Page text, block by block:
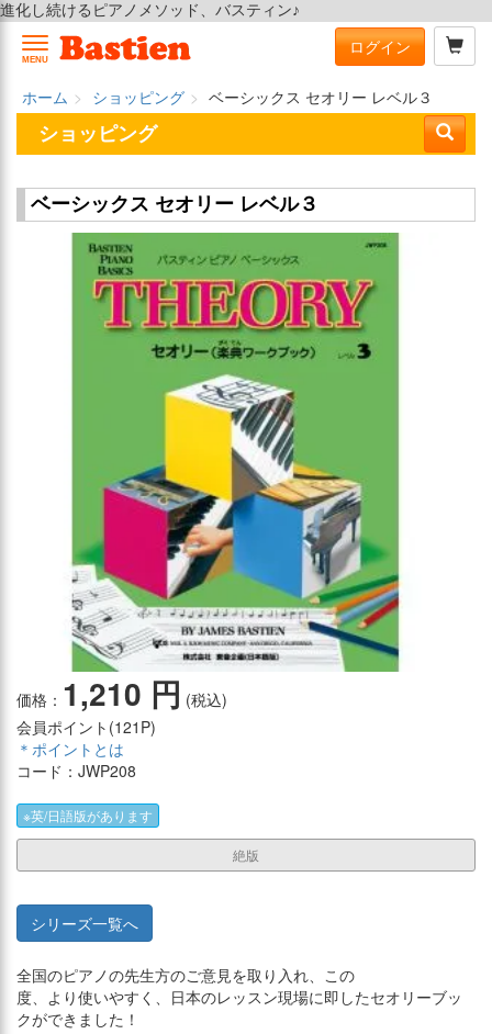
進化し続けるピアノメソッド、バスティン♪
MENU
ログイン
ホーム ショッピング
ベーシックス セオリー レベル３
ショッピング
ベーシックス セオリー レベル３
価格： 1,210 円 (税込)
会員ポイント(121P)
＊ポイントとは
コード：JWP208
※英/日語版があります
絶版
シリーズ一覧へ
全国のピアノの先生方のご意見を取り入れ、この
度、より使いやすく、日本のレッスン現場に即したセオリーブッ
クができました！